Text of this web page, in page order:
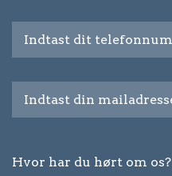
Hvor har du hørt om os?